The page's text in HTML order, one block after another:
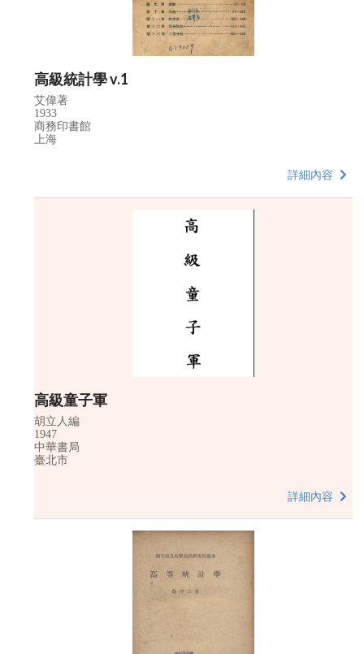
高級統計學 v.1
艾偉著
1933
商務印書館
上海
詳細內容
高級童子軍
胡立人編
1947
中華書局
臺北市
詳細內容